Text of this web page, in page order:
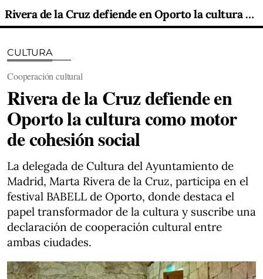
Rivera de la Cruz defiende en Oporto la cultura como motor de cohesión social
CULTURA
Cooperación cultural
Rivera de la Cruz defiende en
Oporto la cultura como motor
de cohesión social
La delegada de Cultura del Ayuntamiento de
Madrid, Marta Rivera de la Cruz, participa en el
festival BABELL de Oporto, donde destaca el
papel transformador de la cultura y suscribe una
declaración de cooperación cultural entre
ambas ciudades.